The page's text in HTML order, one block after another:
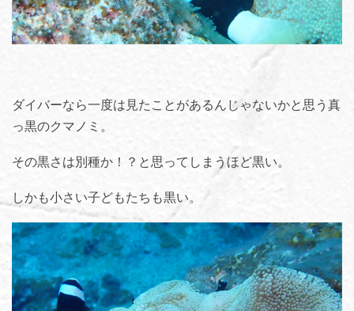
ダイバーなら一度は見たことがあるんじゃないかと思う真
っ黒のクマノミ。
その黒さは別種か！？と思ってしまうほど黒い。
しかも小さい子どもたちも黒い。